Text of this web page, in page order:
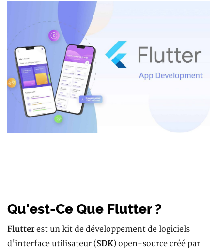
Qu'est-Ce Que Flutter ?
Flutter est un kit de développement de logiciels
d'interface utilisateur (SDK) open-source créé par